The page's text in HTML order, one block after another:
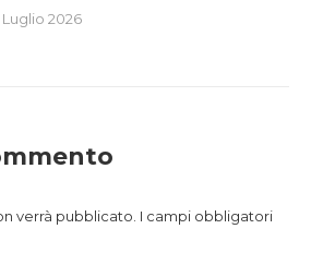
Luglio 2026
verrà pubblicato. I campi obbligatori